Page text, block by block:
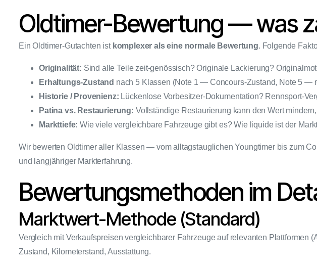
Oldtimer-Bewertung — was
Ein Oldtimer-Gutachten ist komplexer als eine normale Bewertung. Folgende
Originalität: Sind alle Teile zeit-genössisch? Originale Lackierung?
Erhaltungs-Zustand nach 5 Klassen (Note 1 — Concours-Zustand, Note 5 —
Historie / Provenienz: Lückenlose Vorbesitzer-Dokumentation? Rennsport-
Patina vs. Restaurierung: Vollständige Restaurierung kann den Wert
Markttiefe: Wie viele vergleichbare Fahrzeuge gibt es? Wie liquide ist der
Wir bewerten Oldtimer aller Klassen — vom alltagstauglichen Youngtimer bis zum
und langjähriger Markterfahrung.
Bewertungsmethoden im
Marktwert-Methode (Standard)
Vergleich mit Verkaufspreisen vergleichbarer Fahrzeuge auf relevanten Plattformen
Zustand, Kilometerstand, Ausstattung.